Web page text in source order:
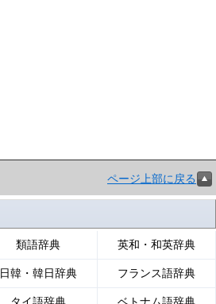
ページ上部に戻る
類語辞典 英和・和英辞典
日韓・韓日辞典 フランス語辞典